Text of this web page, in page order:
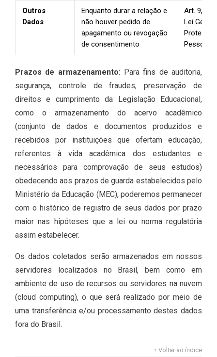
Outros
Dados
Enquanto durar a relação e
não houver pedido de
apagamento ou revogação
de consentimento
Art. 9,
Lei Geral
Proteção
Pessoais
Prazos de armazenamento: Para fins de auditoria,
segurança, controle de fraudes, preservação de
direitos e cumprimento da Legislação Educacional,
como o armazenamento do acervo acadêmico
(conjunto de dados e documentos produzidos e
recebidos por instituições que ofertam educação,
referentes à vida acadêmica dos estudantes e
necessários para comprovação de seus estudos)
obedecendo aos prazos de guarda estabelecidos pelo
Ministério da Educação (MEC), poderemos permanecer
com o histórico de registro de seus dados por prazo
maior nas hipóteses que a lei ou norma regulatória
assim estabelecer.
Os dados coletados serão armazenados em nossos
servidores localizados no Brasil, bem como em
ambiente de uso de recursos ou servidores na nuvem
(cloud computing), o que será realizado por meio de
uma transferência e/ou processamento destes dados
fora do Brasil.
↑ Voltar ao índice